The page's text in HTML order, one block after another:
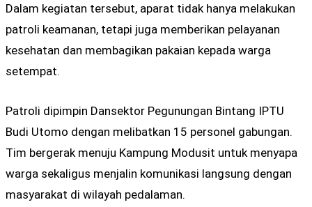
Dalam kegiatan tersebut, aparat tidak hanya melakukan
patroli keamanan, tetapi juga memberikan pelayanan
kesehatan dan membagikan pakaian kepada warga
setempat.
Patroli dipimpin Dansektor Pegunungan Bintang IPTU
Budi Utomo dengan melibatkan 15 personel gabungan.
Tim bergerak menuju Kampung Modusit untuk menyapa
warga sekaligus menjalin komunikasi langsung dengan
masyarakat di wilayah pedalaman.